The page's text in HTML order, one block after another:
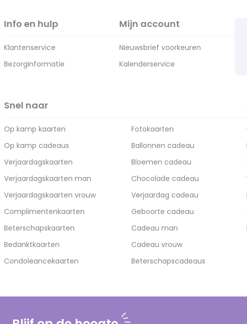
Info en hulp
Klantenservice
Bezorginformatie
Mijn account
Nieuwsbrief voorkeuren
Kalenderservice
Snel naar
Op kamp kaarten
Op kamp cadeaus
Verjaardagskaarten
Verjaardagskaarten man
Verjaardagskaarten vrouw
Complimentenkaarten
Beterschapskaarten
Bedanktkaarten
Condoleancekaarten
Fotokaarten
Ballonnen cadeau
Bloemen cadeau
Chocolade cadeau
Verjaardag cadeau
Geboorte cadeau
Cadeau man
Cadeau vrouw
Beterschapscadeaus